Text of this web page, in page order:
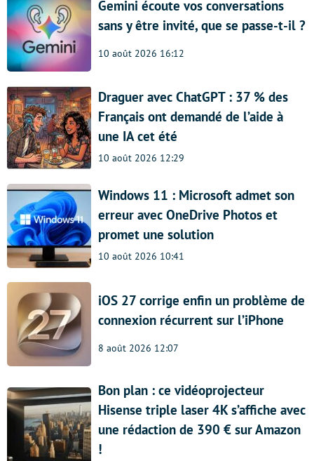
Gemini écoute vos conversations
sans y être invité, que se passe-t-il ?
10 août 2026 16:12
Draguer avec ChatGPT : 37 % des
Français ont demandé de l’aide à
une IA cet été
10 août 2026 12:29
Windows 11 : Microsoft admet son
erreur avec OneDrive Photos et
promet une solution
10 août 2026 10:41
iOS 27 corrige enfin un problème de
connexion récurrent sur l’iPhone
8 août 2026 12:07
Bon plan : ce vidéoprojecteur
Hisense triple laser 4K s’affiche avec
une rédaction de 390 € sur Amazon
!